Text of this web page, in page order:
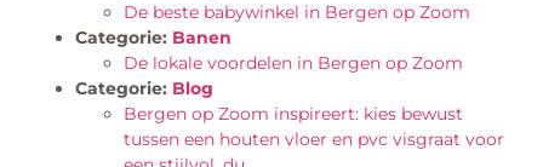
De beste babywinkel in Bergen op Zoom
Categorie: Banen
De lokale voordelen in Bergen op Zoom
Categorie: Blog
Bergen op Zoom inspireert: kies bewust
tussen een houten vloer en pvc visgraat voor